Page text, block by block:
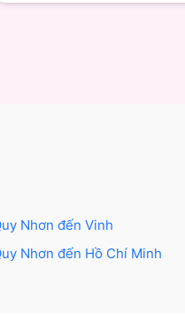
Nhơn đến Vinh
Nhơn đến Hồ Chí Minh